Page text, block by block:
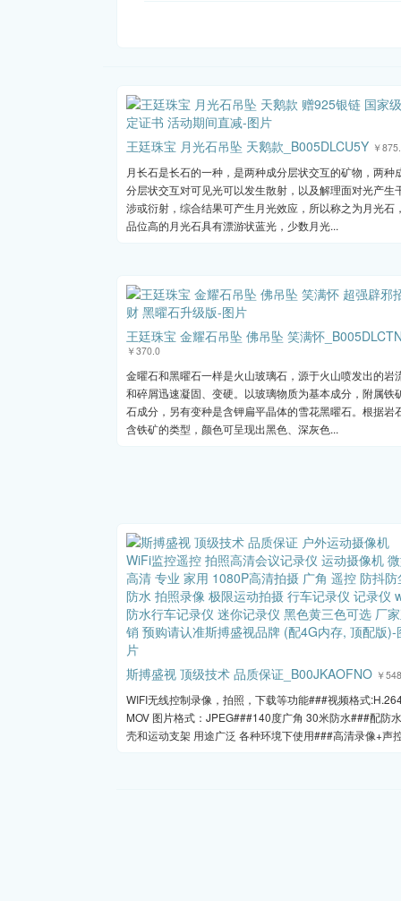
王廷珠宝 月光石吊坠 天鹅款_B005DLCU5Y ￥
月长石是长石的一种，是两种成分层状交互的矿物，两种
分层状交互对可见光可以发生散射，以及解理面对光产生
涉或衍射，综合结果可产生月光效应，所以称之为月光石
品位高的月光石具有漂游状蓝光，少数月光...
王廷珠宝 金耀石吊坠 佛吊坠 笑满怀
￥370.0
金曜石和黑曜石一样是火山玻璃石，源于火山喷发出的岩
和碎屑迅速凝固、变硬。以玻璃物质为基本成分，附属铁
石成分，另有变种是含钾扁平晶体的雪花黑曜石。根据岩
含铁矿的类型，颜色可呈现出黑色、深灰色...
斯搏盛视 顶级技术 品质保证_B00JKAOFNO ￥
WIFI无线控制录像，拍照，下载等功能###视频格式
MOV 图片格式：JPEG###140度广角 30米防水###配防
壳和运动支架 用途广泛 各种环境下使用###高清录像+声